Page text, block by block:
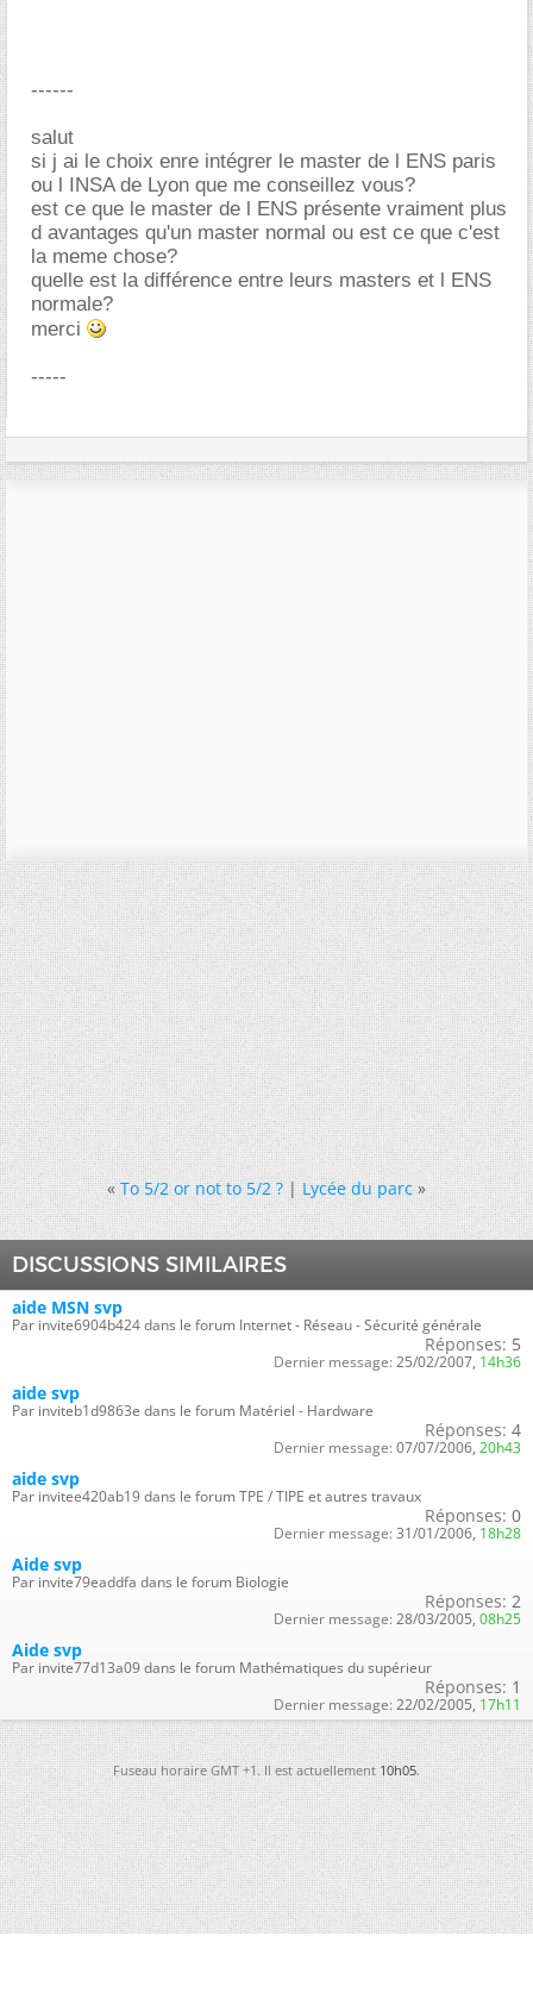
------
salut
si j ai le choix enre intégrer le master de l ENS paris
ou l INSA de Lyon que me conseillez vous?
est ce que le master de l ENS présente vraiment plus
d avantages qu'un master normal ou est ce que c'est
la meme chose?
quelle est la différence entre leurs masters et l ENS
normale?
merci
-----
« To 5/2 or not to 5/2 ?|Lycée du parc »
DISCUSSIONS SIMILAIRES
aide MSN svp
Par invite6904b424 dans le forum Internet - Réseau - Sécurité générale
Réponses: 5
Dernier message: 25/02/2007, 14h36
aide svp
Par inviteb1d9863e dans le forum Matériel - Hardware
Réponses: 4
Dernier message: 07/07/2006, 20h43
aide svp
Par invitee420ab19 dans le forum TPE / TIPE et autres travaux
Réponses: 0
Dernier message: 31/01/2006, 18h28
Aide svp
Par invite79eaddfa dans le forum Biologie
Réponses: 2
Dernier message: 28/03/2005, 08h25
Aide svp
Par invite77d13a09 dans le forum Mathématiques du supérieur
Réponses: 1
Dernier message: 22/02/2005, 17h11
Fuseau horaire GMT +1. Il est actuellement10h05.